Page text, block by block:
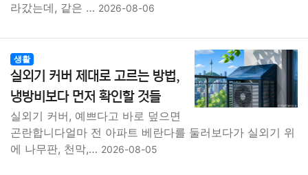
라갔는데, 같은 … 2026-08-06
생활
실외기 커버 제대로 고르는 방법,
냉방비보다 먼저 확인할 것들
실외기 커버, 예쁘다고 바로 덮으면
곤란합니다얼마 전 아파트 베란다를 둘러보다가 실외기 위
에 나무판, 천막,… 2026-08-05